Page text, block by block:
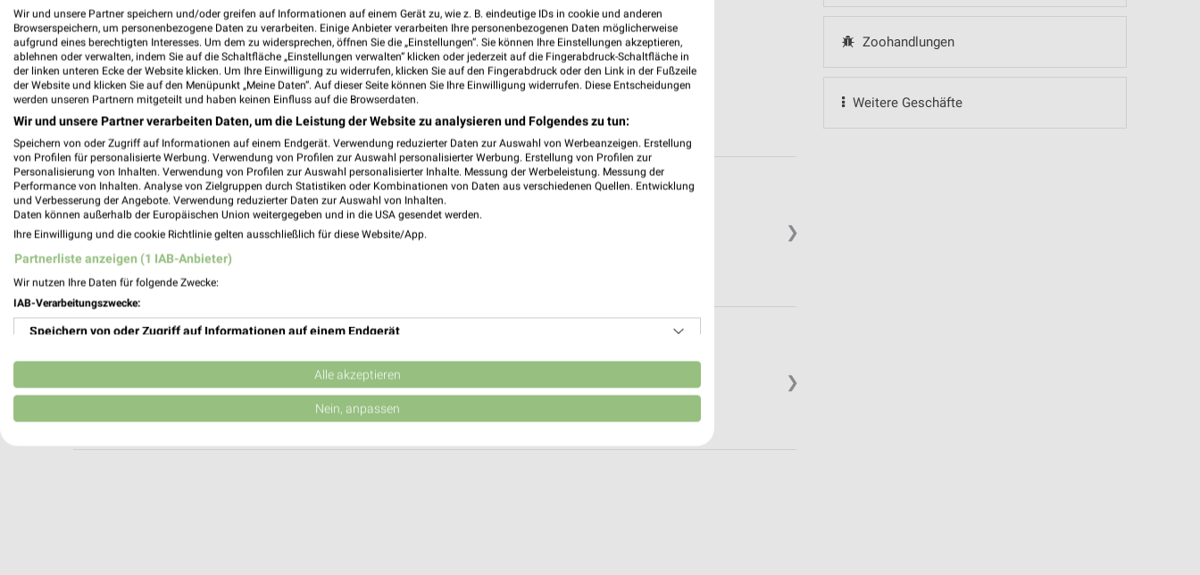
Zoohandlungen
Weitere Geschäfte
❯
Zweirad Stadler Hammerau
Sägewerkstraße 4
83404 Hammerau
Heute 09:30 - 19:30 Uhr |
526,74 km
❯
SportScheck Outlet Unterhaching
Heute 10:00 - 20:00 Uhr | Geöffnet
Wir und unsere Partner speichern und/oder greifen auf Informationen auf einem Gerät zu, wie z. B. eindeutige IDs in cookie und anderen
Browserspeichern, um personenbezogene Daten zu verarbeiten. Einige Anbieter verarbeiten Ihre personenbezogenen Daten möglicherweise
aufgrund eines berechtigten Interesses. Um dem zu widersprechen, öffnen Sie die „Einstellungen“. Sie können Ihre Einstellungen akzeptieren,
ablehnen oder verwalten, indem Sie auf die Schaltfläche „Einstellungen verwalten“ klicken oder jederzeit auf die Fingerabdruck-Schaltfläche in
der linken unteren Ecke der Website klicken. Um Ihre Einwilligung zu widerrufen, klicken Sie auf den Fingerabdruck oder den Link in der Fußzeile
der Website und klicken Sie auf den Menüpunkt „Meine Daten“. Auf dieser Seite können Sie Ihre Einwilligung widerrufen. Diese Entscheidungen
werden unseren Partnern mitgeteilt und haben keinen Einfluss auf die Browserdaten.
Wir und unsere Partner verarbeiten Daten, um die Leistung der Website zu analysieren und Folgendes zu tun:
Speichern von oder Zugriff auf Informationen auf einem Endgerät. Verwendung reduzierter Daten zur Auswahl von Werbeanzeigen. Erstellung
von Profilen für personalisierte Werbung. Verwendung von Profilen zur Auswahl personalisierter Werbung. Erstellung von Profilen zur
Personalisierung von Inhalten. Verwendung von Profilen zur Auswahl personalisierter Inhalte. Messung der Werbeleistung. Messung der
Performance von Inhalten. Analyse von Zielgruppen durch Statistiken oder Kombinationen von Daten aus verschiedenen Quellen. Entwicklung
und Verbesserung der Angebote. Verwendung reduzierter Daten zur Auswahl von Inhalten.
Daten können außerhalb der Europäischen Union weitergegeben und in die USA gesendet werden.
Ihre Einwilligung und die cookie Richtlinie gelten ausschließlich für diese Website/App.
Partnerliste anzeigen (1 IAB-Anbieter)
Wir nutzen Ihre Daten für folgende Zwecke:
IAB-Verarbeitungszwecke:
Speichern von oder Zugriff auf Informationen auf einem Endgerät
Verwendung reduzierter Daten zur Auswahl von Werbeanzeigen
Erstellung von Profilen für personalisierte Werbung
Alle akzeptieren
Nein, anpassen